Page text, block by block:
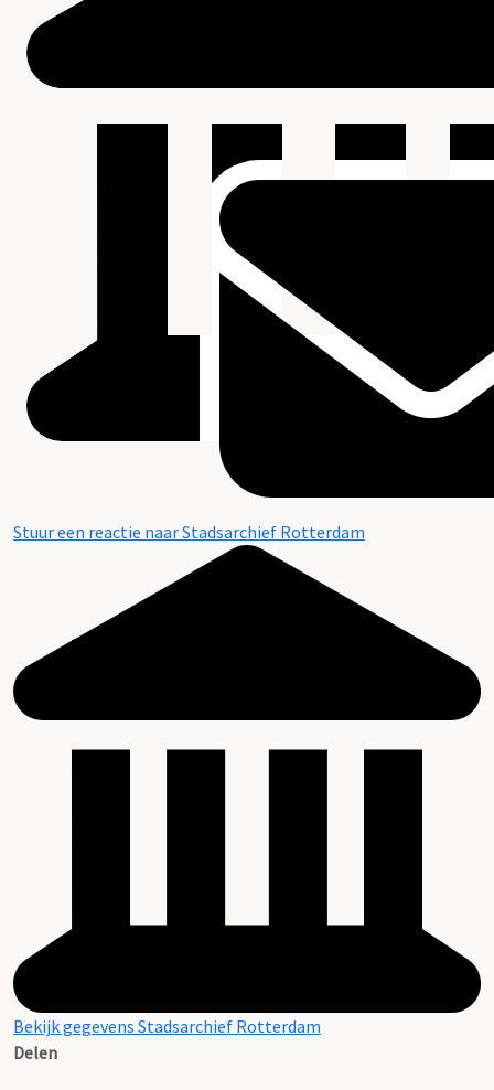
Stuur een reactie naar Stadsarchief Rotterdam
Bekijk gegevens Stadsarchief Rotterdam
Delen